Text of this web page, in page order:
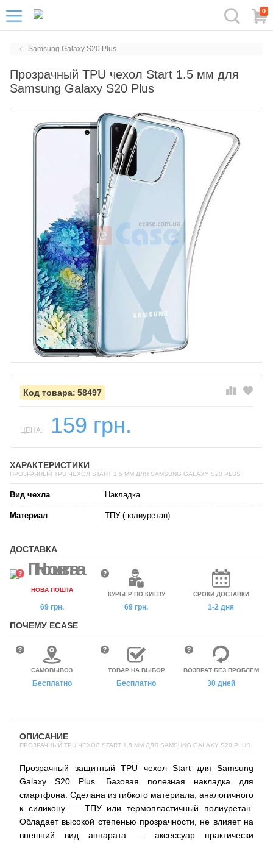
0
Samsung Galaxy S20 Plus
Прозрачный TPU чехол Start 1.5 мм для
Samsung Galaxy S20 Plus
58497
ЦЕНА: 159 грн.
ХАРАКТЕРИСТИКИ
ПРОЗРАЧНЫЙ TPU ЧЕХОЛ START 1.5 ММ ДЛЯ SAMSUNG GALAXY S20 PLUS
Вид чехла Накладка
Материал ТПУ (полиуретан)
ДОСТАВКА
НОВА ПОШТА
69 грн.
КУРЬЕР ПО КИЕВУ
69 грн.
СРОКИ ДОСТАВКИ
1-2 дня
ПОЧЕМУ ECASE
САМОВЫВОЗ
Бесплатно
ТОВАР НА ВЫБОР
Бесплатно
ВОЗВРАТ БЕЗ ПРОБЛЕМ
30 дней
ОПИСАНИЕ
ПРОЗРАЧНЫЙ TPU ЧЕХОЛ START 1.5 ММ ДЛЯ SAMSUNG GALAXY S20 PLUS
Прозрачный защитный TPU чехол Start для Samsung
Galaxy S20 Plus. Базовая полезная накладка для
смартфона. Сделана из гибкого материала, аналогичного
к силикону — ТПУ или термопластичный полиуретан.
Обладает высокой степенью прозрачности, не влияет на
внешний вид аппарата — аксессуар практически